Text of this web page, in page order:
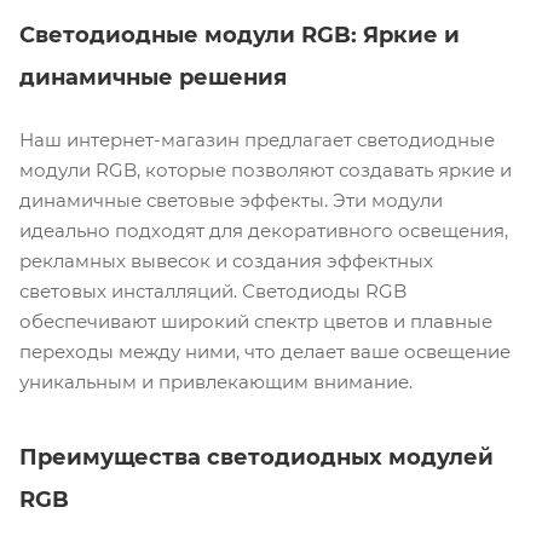
Светодиодные модули RGB: Яркие и
динамичные решения
Наш интернет-магазин предлагает светодиодные
модули RGB, которые позволяют создавать яркие и
динамичные световые эффекты. Эти модули
идеально подходят для декоративного освещения,
рекламных вывесок и создания эффектных
световых инсталляций. Светодиоды RGB
обеспечивают широкий спектр цветов и плавные
переходы между ними, что делает ваше освещение
уникальным и привлекающим внимание.
Преимущества светодиодных модулей
RGB